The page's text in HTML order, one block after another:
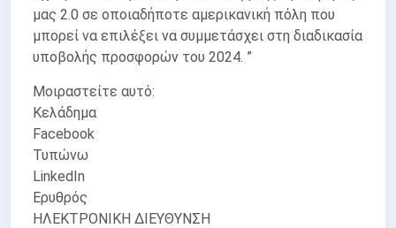
μας 2.0 σε οποιαδήποτε αμερικανική πόλη που
μπορεί να επιλέξει να συμμετάσχει στη διαδικασία
υποβολής προσφορών του 2024. ”
Μοιραστείτε αυτό:
Κελάδημα
Facebook
Τυπώνω
LinkedIn
Ερυθρός
ΗΛΕΚΤΡΟΝΙΚΗ ΔΙΕΥΘΥΝΣΗ